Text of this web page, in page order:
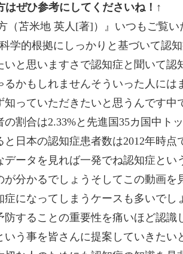
ぜひ参考にしてくださいね！↑
いうのはやめて頂きたいんですがする前にね明確にこれがやりたいと決めておかないとおそらくファイヤーした後ダラダラした生活を続けてしまうことになるでしょうそしてね Fire 5に具体的にこれがやりたいと言った目標があればファイヤーをするためのモチベーションも高まるかと思いますですから今の仕事辞めたいとかファイヤーしたいよと思っている人はファイヤー五輪自分が一体何をしたいのか自分は人生で本当に何を望んでいるのかということを少し時間を取って考えてみてくださいそしてそれを考えた結果自分はファイアするべきなのか働き続けるべきなのかそれも自ずと見えてくるでしょうさていかがでしたでしょうかそれではここまでで将来認知症になる危険な習慣一つ目の早期リタイヤ八代流行中のファイヤーについての解説を終わりにして次に行きましょうかそれでは次二つ目の将来認知症になる危険な習慣を6缶を放置しコミュニケーションの機会が少ないについて解説していきたいと思いますさて今皆さんは孤独を感じておりますがもし孤独を感じているとしたらその孤独感を解消するために行動しなければなりません決してその孤独感を放置してはいけないんですあなたが動き出さなければいけないんですなぜなら認知症の最も初期の症状の一つは認知機能の低下でありそして孤独というものが私たちの認知機能を低下させてしまうということが科学的な研究によって明らかになっているからですある研究では高齢者の孤独感と認知機能の定価には明確な関連があるということが分かっていて孤独を感じると認知機能の低下率が高まるということが分かっているんですつまりあなたが高齢化2孤独を感じているのであれば孤独を感じていない人々と比べて認知機能の低下のスピードが早くなってしまう可能性があるわけなんです研究者はその人が孤独であるかどうかを見れば将来認知症関連の疾患になるかどうかを予測できる可能性があると述べていますもう少しだけね今回の研究の内容を具体的に説明すると65歳以上の正社員8300人を12年間にわたって調査したところ孤独な人は孤独でない人よりも20%も速い速度で認知機能が低下したということが判明していたんですに10%って相当ですよこれは重度のうつ病によって引き起こされ 肥満というのは様々な生活習慣病を引き起こす危険な状態であるから一刻も早く解消してほしいと何度もお伝えしておりますがなんとその肥満よりも強い孤独感や孤立感が健康に2倍も悪いというのは驚きでございますちょっとだけね研究の内容を具体的に言うと研究者は6年以上にわたって五十歳以上の2000人以上を追跡しその結果平均的な人と比較して孤独であると報告した人は死亡するリスクがなんと14%高かったということを明らかにしておりますズバリ孤独感は死亡リスクを上げてしまうというわけなんですさていかがでしたでしょうかこれまで見てきたように人との関わりコミュニケーションって大事ですよねでもそんなのは当たり前で私たちは社会的な動物ですから人とのコミュニケーションを本能的に求めているんです人とのつながりを本能的に求めているんです人間関係というのは私たちの人生においてめちゃくちゃ重要なんですですから孤独に陥らないために常日頃から様々な人と関わるようにしたり仲の良い友達や家族を作るための努力をすることがとても重要だと思うんです人間関係というのは自分で積極的に作るものなんです自然に出来るのを待つんじゃなくてあなたが積極的に行動して仲の良い友達を作る気の合う友達を作ろうと努力するわけなんです幸いなことに今では様々なコミュニティが存在しておりますリアルなコミュニティだけじゃなくてネット上にも様々なコミュニティが存在しておりますので大好きな趣味のコミュニティに入ってみるとか地域の運動サークルに入ってみるとか何でもいいですから積極的に人間関係を構築していきましょうさていかがでしたでしょうかそれではここまでで将来認知症になる危険な習慣二つ目の孤独感を放置しコミュニケーションの機会が少ないについての解説を終わりにして次に行きましょうかそれでは次三つめの将来認知症になる危険な習慣テレビをよく見ているについて解説していきたいと思いますさてお次は見れば見るほどボケまっしぐらのテレビについてですよくテレビはね受け身の活動だからあまり良くないと言われているのを耳にしますテレビは何にも考えずにぼーっと見ることができる受け身の娯楽ですそして研究によるとなんと四十代五十代六十代といった中年期にテレビを見るほど光年の脳の健康問題のリスクが高まるということが明らかになっていますテレビをたくさん見ることによって認知機能が低下し脳の灰白質が減少してしまう可能性があるということが研究によって明らかになっているんです研究者は中年にテレビをたくさん見ている人は更年に脳の健康が低下してしまうリスクが高いからテレビを見ることに代わる何か楽しい活動を見つけるべきであるとコメントしていますさていかがでしょうかこれは結構恐ろしいことだと思います比較的若い時期にテレビをたくさん見てしまうことによって後になってね脳の機能が低下する恐れがあるということをテレビを見て比較的早めに認知機能の低下が訪れてそれを感じられるのであればテレビ見ないようにしようと気をつけることができると思いますが後ほどその悪影響が表れるのでなかなかその認知機能の低下がテレビをいっぱい見たせいだとは気づかないケースが沢山あるかと思いますテレビを見すぎることの恐ろしさは脳の機能が低下することだけではありません私達がテレビを見る時ってほとんどの場合当たり前ですが座ってみてお